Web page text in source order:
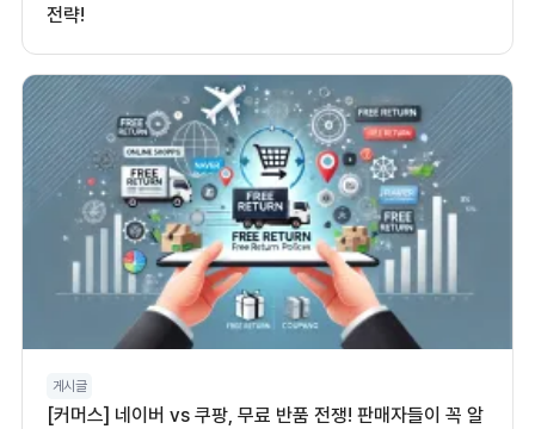
전략!
게시글
[커머스] 네이버 vs 쿠팡, 무료 반품 전쟁! 판매자들이 꼭 알